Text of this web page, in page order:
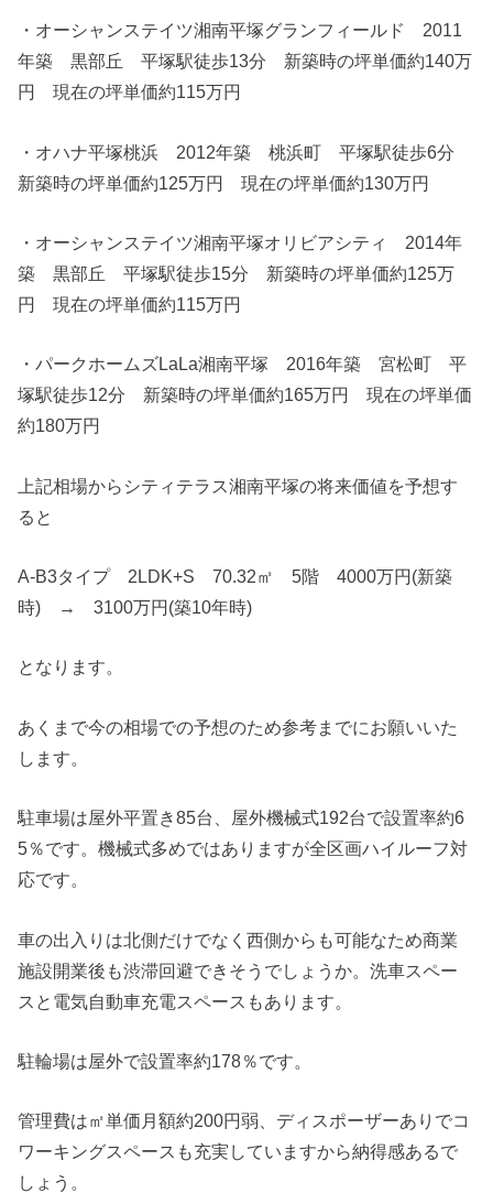
・オーシャンステイツ湘南平塚グランフィールド 2011
年築 黒部丘 平塚駅徒歩13分 新築時の坪単価約140万
円 現在の坪単価約115万円
・オハナ平塚桃浜 2012年築 桃浜町 平塚駅徒歩6分
新築時の坪単価約125万円 現在の坪単価約130万円
・オーシャンステイツ湘南平塚オリビアシティ 2014年
築 黒部丘 平塚駅徒歩15分 新築時の坪単価約125万
円 現在の坪単価約115万円
・パークホームズLaLa湘南平塚 2016年築 宮松町 平
塚駅徒歩12分 新築時の坪単価約165万円 現在の坪単価
約180万円
上記相場からシティテラス湘南平塚の将来価値を予想す
ると
A-B3タイプ 2LDK+S 70.32㎡ 5階 4000万円(新築
時) → 3100万円(築10年時)
となります。
あくまで今の相場での予想のため参考までにお願いいた
します。
駐車場は屋外平置き85台、屋外機械式192台で設置率約6
5％です。機械式多めではありますが全区画ハイルーフ対
応です。
車の出入りは北側だけでなく西側からも可能なため商業
施設開業後も渋滞回避できそうでしょうか。洗車スペー
スと電気自動車充電スペースもあります。
駐輪場は屋外で設置率約178％です。
管理費は㎡単価月額約200円弱、ディスポーザーありでコ
ワーキングスペースも充実していますから納得感あるで
しょう。